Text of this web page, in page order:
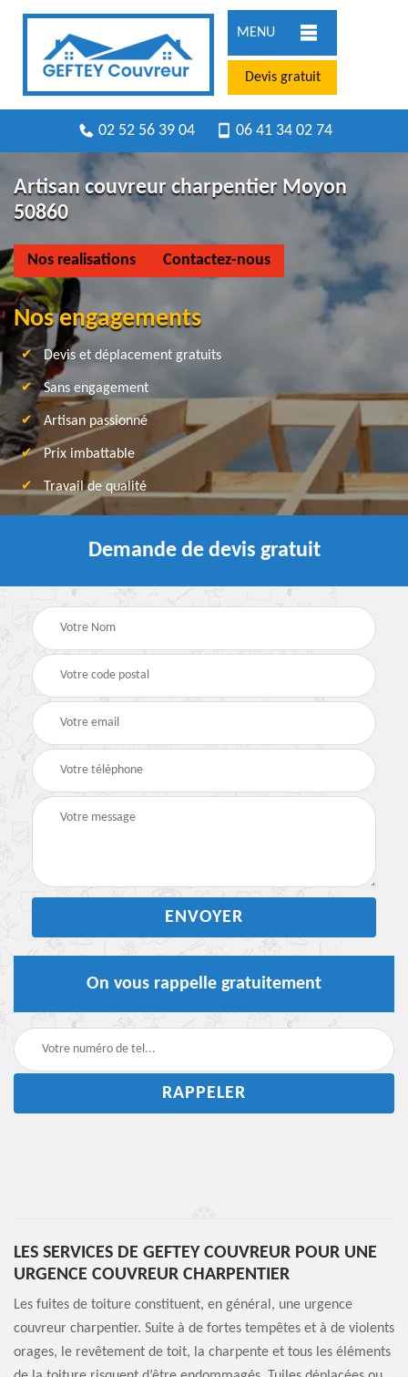
MENU
Devis gratuit
02 52 56 39 04 06 41 34 02 74
Artisan couvreur charpentier Moyon
50860
Nos realisations Contactez-nous
Nos engagements
Devis et déplacement gratuits
Sans engagement
Artisan passionné
Prix imbattable
Travail de qualité
Demande de devis gratuit
On vous rappelle gratuitement
LES SERVICES DE GEFTEY COUVREUR POUR UNE
URGENCE COUVREUR CHARPENTIER
Les fuites de toiture constituent, en général, une urgence
couvreur charpentier. Suite à de fortes tempêtes et à de violents
orages, le revêtement de toit, la charpente et tous les éléments